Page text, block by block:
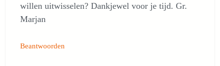
willen uitwisselen? Dankjewel voor je tijd. Gr.
Marjan
Beantwoorden